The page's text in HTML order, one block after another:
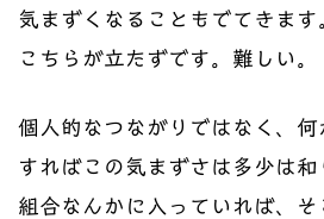
気まずくなることもでてきま
こちらが立たずです。難しい。
個人的なつながりではなく、
すればこの気まずさは多少は
組合なんかに入っていれば、